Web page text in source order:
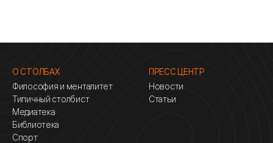
О СТОЛБАХ
Философия и менталитет
Типичный столбист
Медиатека
Библиотека
Спорт
ПРЕСС ЦЕНТР
Новости
Статьи